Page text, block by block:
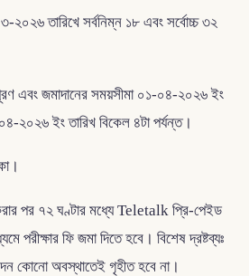
তারিখে সর্বনিম্ন ১৮ এবং সর্বোচ্চ ৩২
এবং জমাদানের সময়সীমা ০১-০৪-২০২৬ ইং
২০২৬ ইং তারিখ বিকেল ৪টা পর্যন্ত।
পর ৭২ ঘণ্টার মধ্যে Teletalk প্রি-পেইড
পরীক্ষার ফি জমা দিতে হবে। বিশেষ দ্রষ্টব্যঃ
কোনো অবস্থাতেই গৃহীত হবে না।